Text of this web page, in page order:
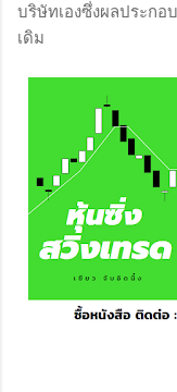
บริษัทเองซึ่งผลประกอ
เดิม